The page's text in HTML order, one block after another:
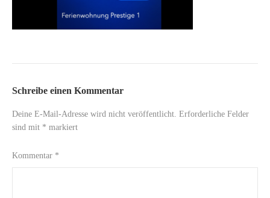
Schreibe einen Kommentar
Deine E-Mail-Adresse wird nicht veröffentlicht. Erforderliche Felder
sind mit * markiert
Kommentar *